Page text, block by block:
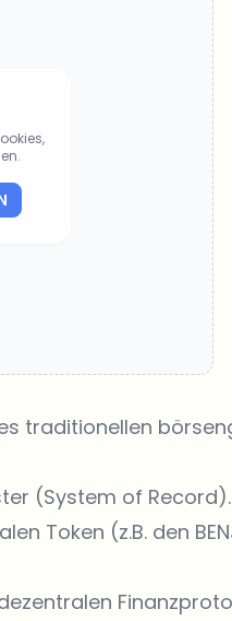
traditionellen
(System of Record).
Token (z.B. den